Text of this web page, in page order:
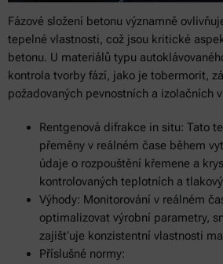
Fázové složení betonu významně
tepelné vlastnosti, což jsou kritické
betonu. U materiálů typu
kontrola tvorby fází, jako je tobermorit,
požadovaných pevnostních a izolačních
Rentgenová difrakce in situ: Tato
přeměny v reálném čase během
údaje o rozpouštění křemene a
kontrolovaných teplotních a
Výhody: Monitorování v reálném
optimalizovat výrobní parametry,
zajišťuje konzistentní vlastnosti
Příslušné normy: